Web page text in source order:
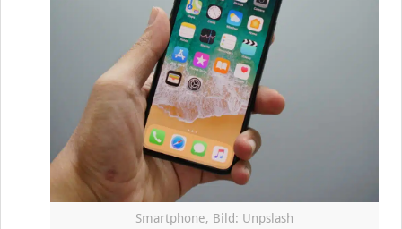
Smartphone, Bild: Unpslash